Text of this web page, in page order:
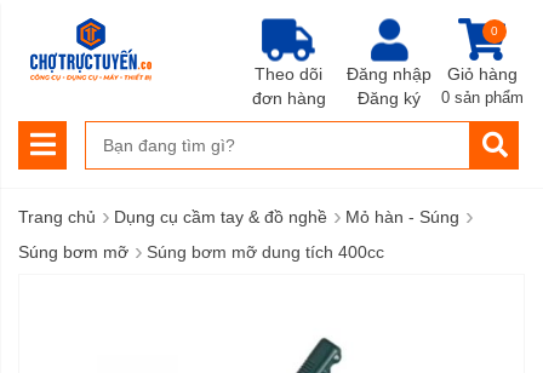
Đăng nhập
Đăng ký
Giỏ hàng
0
0 sản phẩm
Theo dõi
đơn hàng
Trang chủ › Dụng cụ cầm tay & đồ nghề › Mỏ hàn - Súng ›
Súng bơm mỡ › Súng bơm mỡ dung tích 400cc